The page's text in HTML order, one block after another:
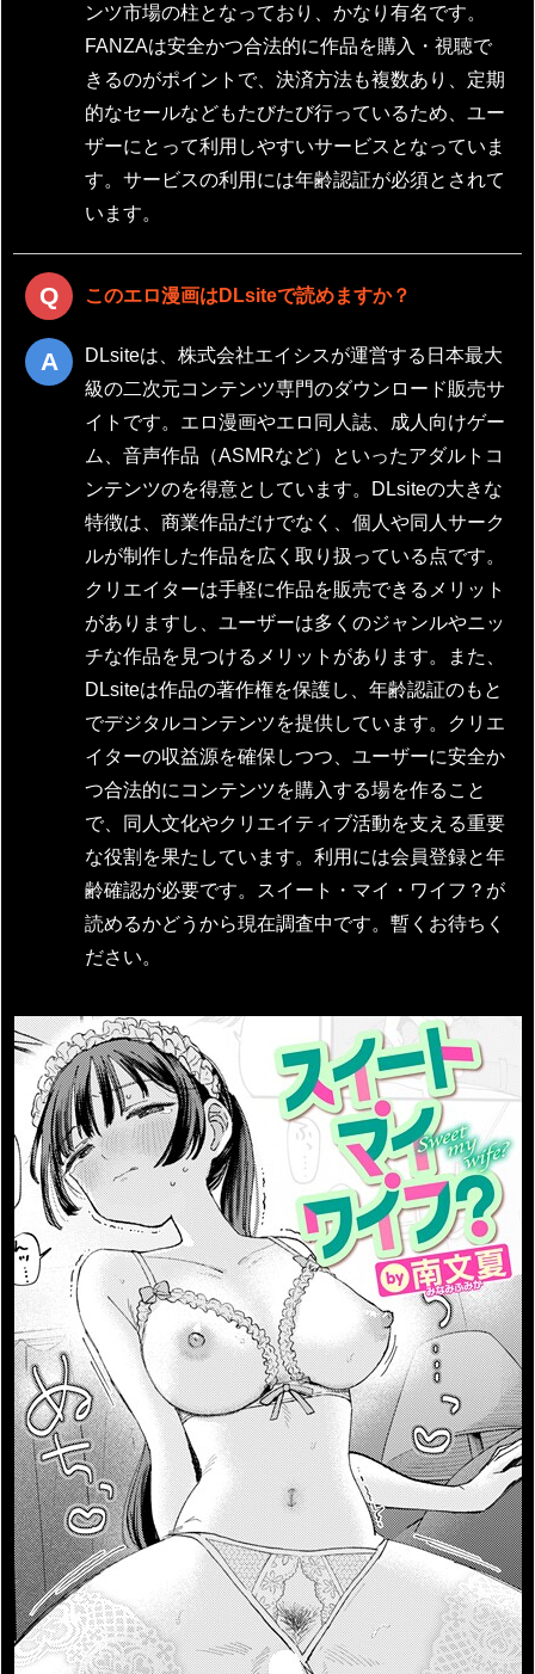
ンツ市場の柱となっており、かなり有名です。
FANZAは安全かつ合法的に作品を購入・視聴で
きるのがポイントで、決済方法も複数あり、定期
的なセールなどもたびたび行っているため、ユー
ザーにとって利用しやすいサービスとなっていま
す。サービスの利用には年齢認証が必須とされて
います。
このエロ漫画はDLsiteで読めますか？
DLsiteは、株式会社エイシスが運営する日本最大
級の二次元コンテンツ専門のダウンロード販売サ
イトです。エロ漫画やエロ同人誌、成人向けゲー
ム、音声作品（ASMRなど）といったアダルトコ
ンテンツのを得意としています。DLsiteの大きな
特徴は、商業作品だけでなく、個人や同人サーク
ルが制作した作品を広く取り扱っている点です。
クリエイターは手軽に作品を販売できるメリット
がありますし、ユーザーは多くのジャンルやニッ
チな作品を見つけるメリットがあります。また、
DLsiteは作品の著作権を保護し、年齢認証のもと
でデジタルコンテンツを提供しています。クリエ
イターの収益源を確保しつつ、ユーザーに安全か
つ合法的にコンテンツを購入する場を作ること
で、同人文化やクリエイティブ活動を支える重要
な役割を果たしています。利用には会員登録と年
齢確認が必要です。スイート・マイ・ワイフ？が
読めるかどうから現在調査中です。暫くお待ちく
ださい。